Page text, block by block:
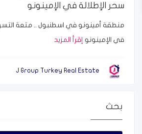
سحر الإطلالة في الإمينونو
منطقة أمينونو في اسطنبول .. متعة
في الإمينونو إقرأ المزيد
J Group Turkey Real Estate
بحث